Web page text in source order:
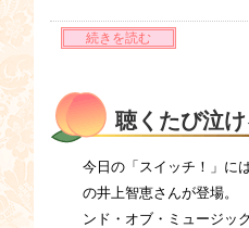
続きを読む
聴くたび泣
今日の「スイッチ！」に
の井上智恵さんが登場。
ンド・オブ・ミュージッ